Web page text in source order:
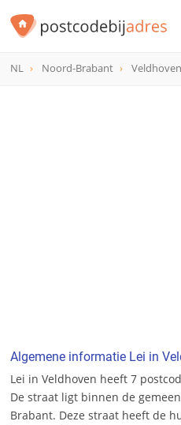
NL Noord-Brabant Veldhoven
Algemene informatie Lei in
Lei in Veldhoven heeft 7
De straat ligt binnen de
Brabant. Deze straat heeft de